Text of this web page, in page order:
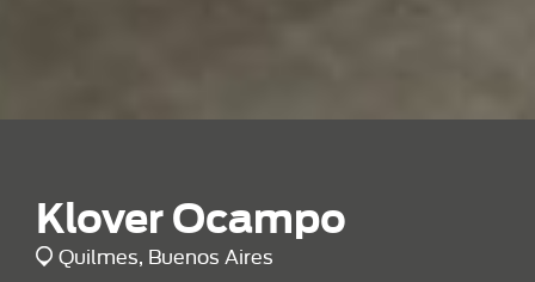
Klover Ocampo
Quilmes, Buenos Aires